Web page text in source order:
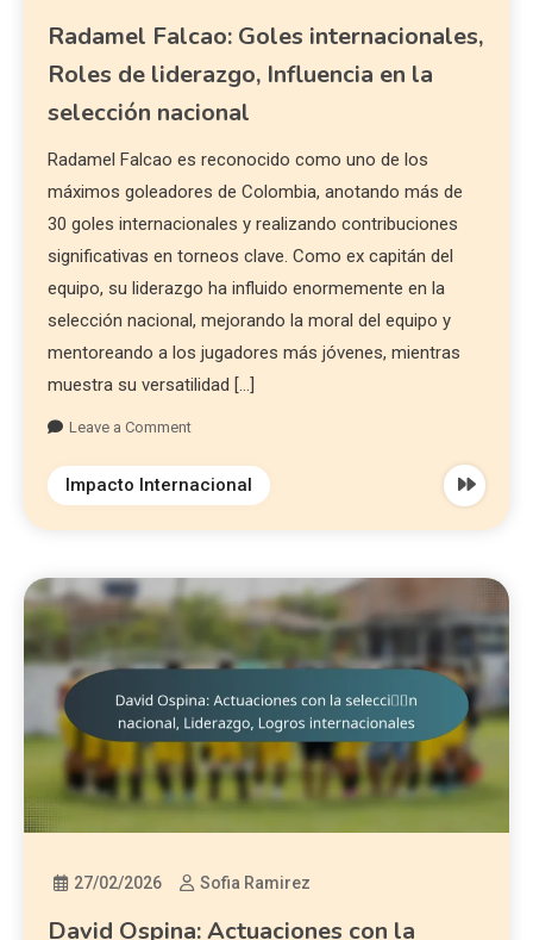
Radamel Falcao: Goles internacionales,
Roles de liderazgo, Influencia en la
selección nacional
Radamel Falcao es reconocido como uno de los
máximos goleadores de Colombia, anotando más de
30 goles internacionales y realizando contribuciones
significativas en torneos clave. Como ex capitán del
equipo, su liderazgo ha influido enormemente en la
selección nacional, mejorando la moral del equipo y
mentoreando a los jugadores más jóvenes, mientras
muestra su versatilidad […]
Leave a Comment
Impacto Internacional
27/02/2026 Sofia Ramirez
David Ospina: Actuaciones con la